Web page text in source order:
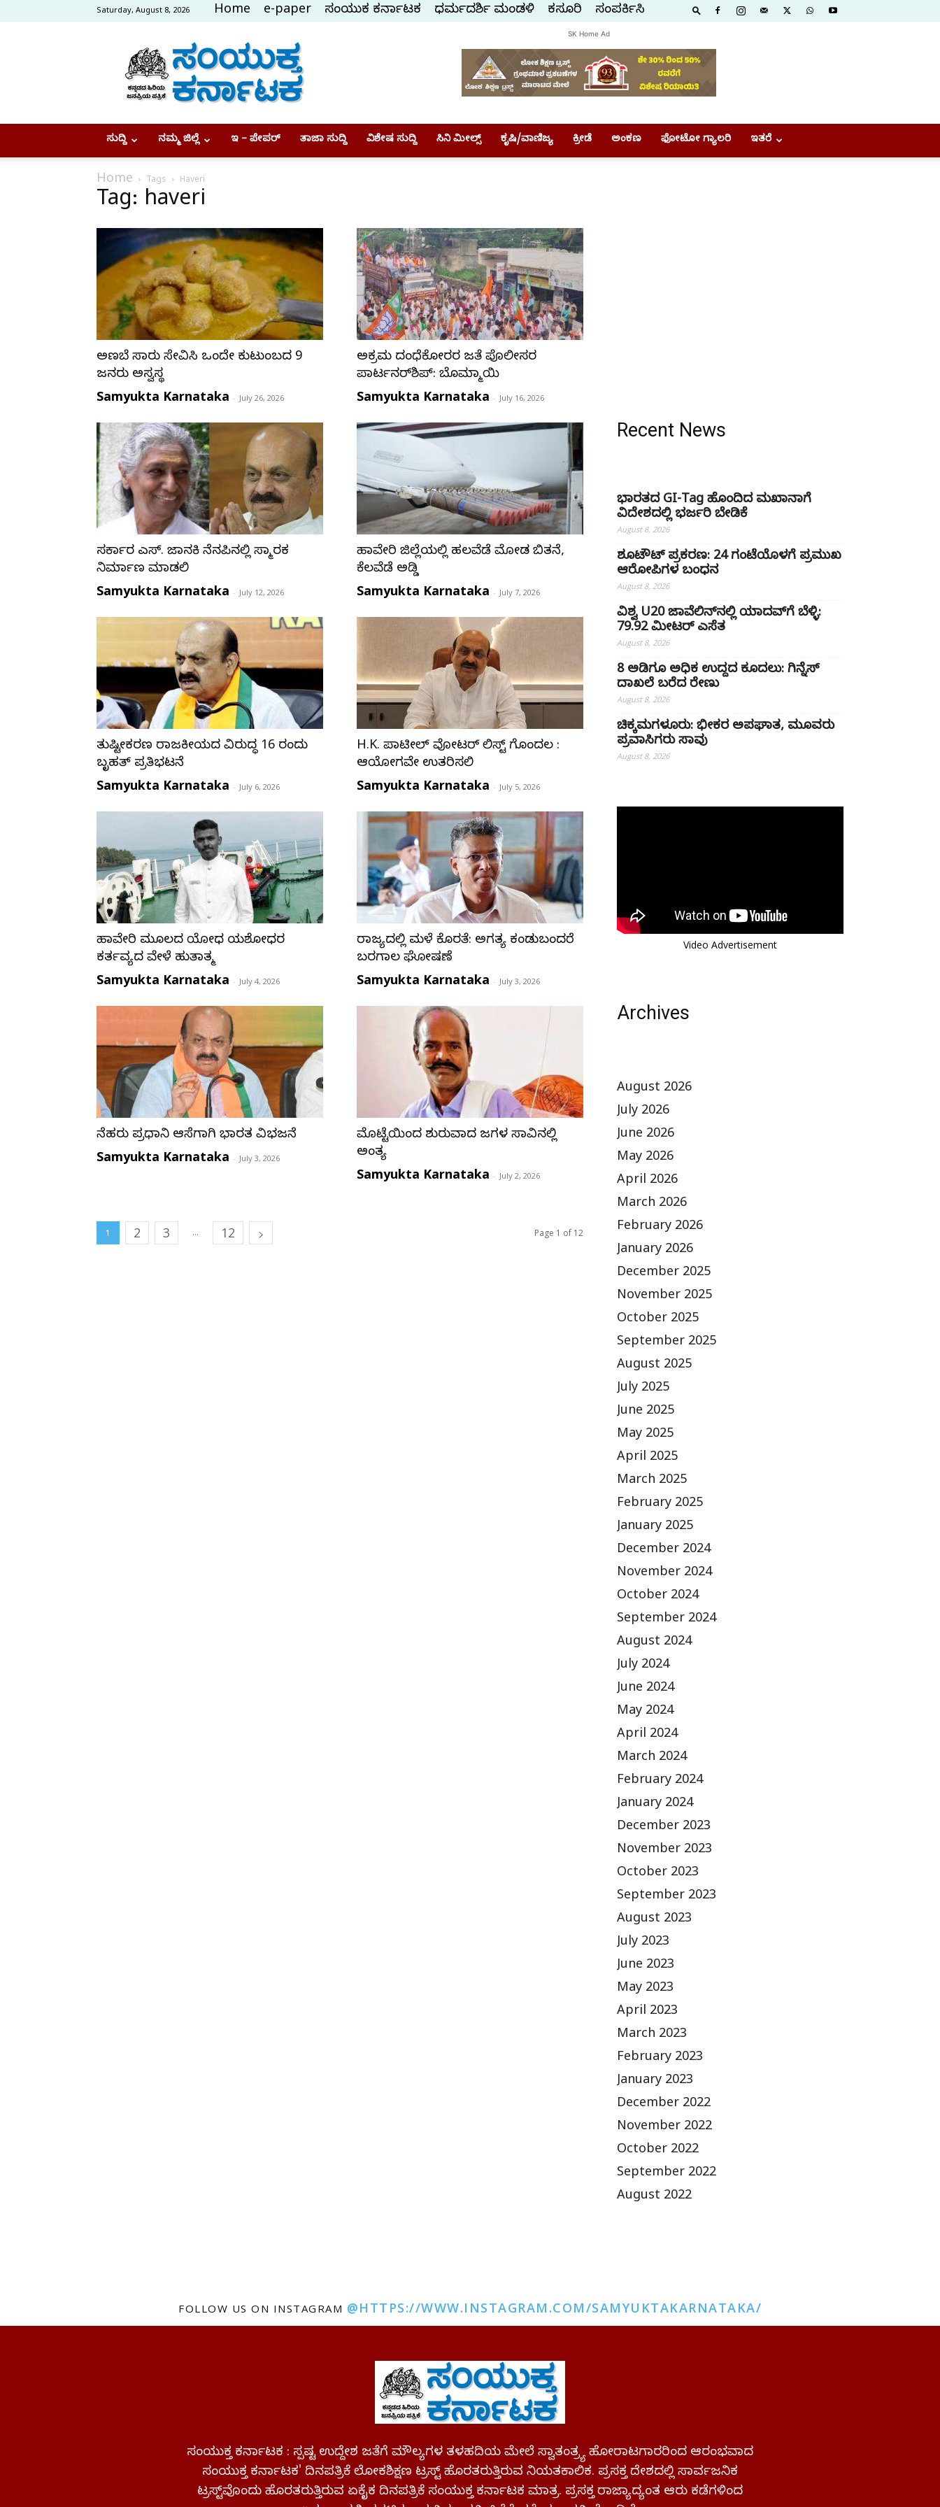
Saturday, August 8, 2026 Home e-paper ಸಂಯುಕ್ತ ಕರ್ನಾಟಕ ಧರ್ಮದರ್ಶಿ ಮಂಡಳಿ ಕಸ್ತೂರಿ ಸಂಪರ್ಕಿಸಿ
Samyukta
Karnataka
SK Home Ad
ಸುದ್ದಿ ನಮ್ಮ ಜಿಲ್ಲೆ ಇ – ಪೇಪರ್ ತಾಜಾ ಸುದ್ದಿ ವಿಶೇಷ ಸುದ್ದಿ ಸಿನಿ ಮೀಲ್ಸ್ ಕೃಷಿ/ವಾಣಿಜ್ಯ ಕ್ರೀಡೆ ಅಂಕಣ ಫೋಟೋ ಗ್ಯಾಲರಿ ಇತರೆ
Home Tags Haveri
Tag: haveri
ಅಣಬೆ ಸಾರು ಸೇವಿಸಿ ಒಂದೇ ಕುಟುಂಬದ 9
ಜನರು ಅಸ್ವಸ್ಥ
Samyukta Karnataka - July 26, 2026
ಅಕ್ರಮ ದಂಧೆಕೋರರ ಜತೆ ಪೊಲೀಸರ
ಪಾರ್ಟನರ್‌ಶಿಪ್: ಬೊಮ್ಮಾಯಿ
Samyukta Karnataka - July 16, 2026
ಸರ್ಕಾರ ಎಸ್. ಜಾನಕಿ ನೆನಪಿನಲ್ಲಿ ಸ್ಮಾರಕ
ನಿರ್ಮಾಣ ಮಾಡಲಿ
Samyukta Karnataka - July 12, 2026
ಹಾವೇರಿ ಜಿಲ್ಲೆಯಲ್ಲಿ ಹಲವೆಡೆ ಮೋಡ ಬಿತ್ತನೆ,
ಕೆಲವೆಡೆ ಅಡ್ಡಿ
Samyukta Karnataka - July 7, 2026
ತುಷ್ಟೀಕರಣ ರಾಜಕೀಯದ ವಿರುದ್ಧ 16 ರಂದು
ಬೃಹತ್ ಪ್ರತಿಭಟನೆ
Samyukta Karnataka - July 6, 2026
H.K. ಪಾಟೀಲ್ ವೋಟರ್ ಲಿಸ್ಟ್ ಗೊಂದಲ :
ಆಯೋಗವೇ ಉತ್ತರಿಸಲಿ
Samyukta Karnataka - July 5, 2026
ಹಾವೇರಿ ಮೂಲದ ಯೋಧ ಯಶೋಧರ
ಕರ್ತವ್ಯದ ವೇಳೆ ಹುತಾತ್ಮ
Samyukta Karnataka - July 4, 2026
ರಾಜ್ಯದಲ್ಲಿ ಮಳೆ ಕೊರತೆ: ಅಗತ್ಯ ಕಂಡುಬಂದರೆ
ಬರಗಾಲ ಘೋಷಣೆ
Samyukta Karnataka - July 3, 2026
ನೆಹರು ಪ್ರಧಾನಿ ಆಸೆಗಾಗಿ ಭಾರತ ವಿಭಜನೆ
Samyukta Karnataka - July 3, 2026
ಮೊಟ್ಟೆಯಿಂದ ಶುರುವಾದ ಜಗಳ ಸಾವಿನಲ್ಲಿ
ಅಂತ್ಯ
Samyukta Karnataka - July 2, 2026
1 2 3 ... 12 Page 1 of 12
Recent News
ಭಾರತದ GI-Tag ಹೊಂದಿದ ಮಖಾನಾಗೆ
ವಿದೇಶದಲ್ಲಿ ಭರ್ಜರಿ ಬೇಡಿಕೆ
August 8, 2026
ಶೂಟೌಟ್ ಪ್ರಕರಣ: 24 ಗಂಟೆಯೊಳಗೆ ಪ್ರಮುಖ
ಆರೋಪಿಗಳ ಬಂಧನ
August 8, 2026
ವಿಶ್ವ U20 ಜಾವೆಲಿನ್‌ನಲ್ಲಿ ಯಾದವ್‌ಗೆ ಬೆಳ್ಳಿ:
79.92 ಮೀಟರ್ ಎಸೆತ
August 8, 2026
8 ಅಡಿಗೂ ಅಧಿಕ ಉದ್ದದ ಕೂದಲು: ಗಿನ್ನೆಸ್
ದಾಖಲೆ ಬರೆದ ರೇಣು
August 8, 2026
ಚಿಕ್ಕಮಗಳೂರು: ಭೀಕರ ಅಪಘಾತ, ಮೂವರು
ಪ್ರವಾಸಿಗರು ಸಾವು
August 8, 2026
Video Advertisement
Archives
August 2026
July 2026
June 2026
May 2026
April 2026
March 2026
February 2026
January 2026
December 2025
November 2025
October 2025
September 2025
August 2025
July 2025
June 2025
May 2025
April 2025
March 2025
February 2025
January 2025
December 2024
November 2024
October 2024
September 2024
August 2024
July 2024
June 2024
May 2024
April 2024
March 2024
February 2024
January 2024
December 2023
November 2023
October 2023
September 2023
August 2023
July 2023
June 2023
May 2023
April 2023
March 2023
February 2023
January 2023
December 2022
November 2022
October 2022
September 2022
August 2022
FOLLOW US ON INSTAGRAM @HTTPS://WWW.INSTAGRAM.COM/SAMYUKTAKARNATAKA/
ಸಂಯುಕ್ತ ಕರ್ನಾಟಕ : ಸ್ಪಷ್ಟ ಉದ್ದೇಶ ಜತೆಗೆ ಮೌಲ್ಯಗಳ ತಳಹದಿಯ ಮೇಲೆ ಸ್ವಾತಂತ್ರ್ಯ ಹೋರಾಟಗಾರರಿಂದ ಆರಂಭವಾದ
ಸಂಯುಕ್ತ ಕರ್ನಾಟಕ' ದಿನಪತ್ರಿಕೆ ಲೋಕಶಿಕ್ಷಣ ಟ್ರಸ್ಟ್ ಹೊರತರುತ್ತಿರುವ ನಿಯತಕಾಲಿಕ. ಪ್ರಸಕ್ತ ದೇಶದಲ್ಲಿ ಸಾರ್ವಜನಿಕ
ಟ್ರಸ್ಟ್‌ವೊಂದು ಹೊರತರುತ್ತಿರುವ ಏಕೈಕ ದಿನಪತ್ರಿಕೆ ಸಂಯುಕ್ತ ಕರ್ನಾಟಕ ಮಾತ್ರ. ಪ್ರಸಕ್ತ ರಾಜ್ಯಾದ್ಯಂತ ಆರು ಕಡೆಗಳಿಂದ